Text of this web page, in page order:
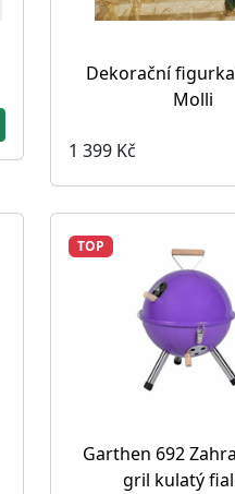
Dekorační
Molli
1 399 Kč
TOP
Garthen 692
gril kulatý